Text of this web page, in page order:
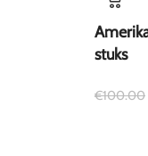
stuks
€100.00